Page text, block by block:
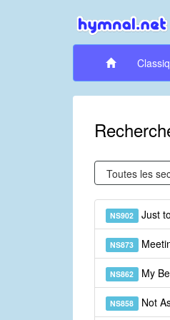
NS902 Just
NS873
NS862 My
NS858 Not